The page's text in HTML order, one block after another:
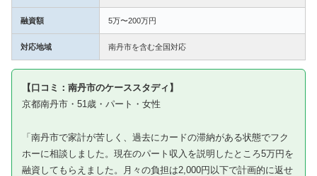
融資額 5万〜200万円
対応地域 南丹市を含む全国対応
【口コミ：南丹市のケーススタディ】
京都南丹市・51歳・パート・女性
「南丹市で家計が苦しく、過去にカードの滞納がある状態でフク
ホーに相談しました。現在のパート収入を説明したところ5万円を
融資してもらえました。月々の負担は2,000円以下で計画的に返せ